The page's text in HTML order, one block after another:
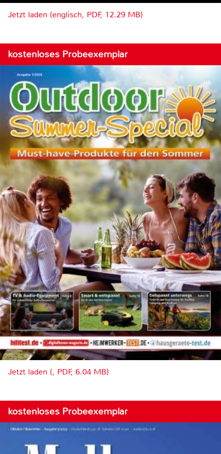
Jetzt laden (englisch, PDF, 12.29 MB)
kostenloses Probeexemplar
Jetzt laden (, PDF, 6.04 MB)
kostenloses Probeexemplar